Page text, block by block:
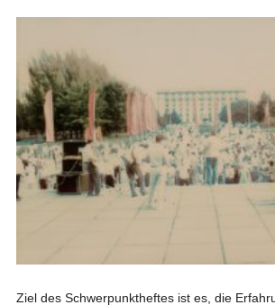
Ziel des Schwerpunktheftes ist es, die